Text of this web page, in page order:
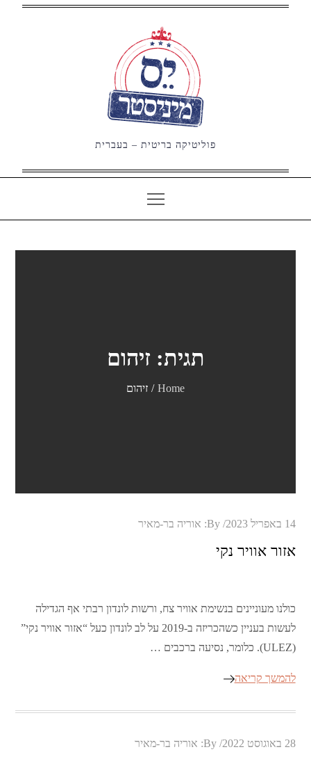
פוליטיקה בריטית – בעברית
תגית: זיהום
Home זיהום
Posted
14 באפריל 2023 By: אוריה בר-מאיר
אזור אוויר נקי
כולנו מעוניינים בנשימת אוויר צח, ורשות לונדון רבתי אף הגדילה
לעשות בעניין כשהכריזה ב-2019 על לב לונדון כעל “אזור אוויר נקי”
(ULEZ). כלומר, נסיעה ברכבים …
להמשך קריאה
Posted
28 באוגוסט 2022 By: אוריה בר-מאיר